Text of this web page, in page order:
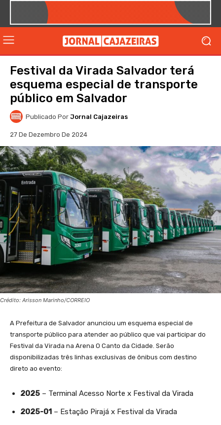
Festival da Virada Salvador terá
esquema especial de transporte
público em Salvador
Publicado Por Jornal Cajazeiras
27 De Dezembro De 2024
Crédito: Arisson Marinho/CORREIO
A Prefeitura de Salvador anunciou um esquema especial de
transporte público para atender ao público que vai participar do
Festival da Virada na Arena O Canto da Cidade. Serão
disponibilizadas três linhas exclusivas de ônibus com destino
direto ao evento:
2025 – Terminal Acesso Norte x Festival da Virada
2025-01 – Estação Pirajá x Festival da Virada